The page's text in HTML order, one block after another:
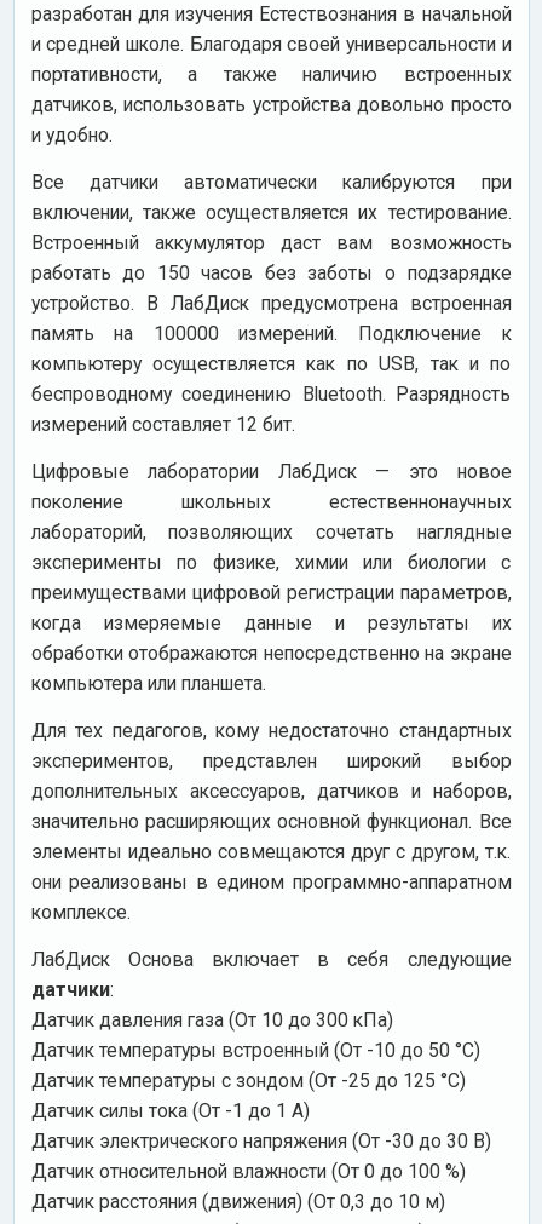
разработан для изучения Естествознания в начальной
и средней школе. Благодаря своей универсальности и
портативности, а также наличию встроенных
датчиков, использовать устройства довольно просто
и удобно.
Все датчики автоматически калибруются при
включении, также осуществляется их тестирование.
Встроенный аккумулятор даст вам возможность
работать до 150 часов без заботы о подзарядке
устройство. В ЛабДиск предусмотрена встроенная
память на 100000 измерений. Подключение к
компьютеру осуществляется как по USB, так и по
беспроводному соединению Bluetooth. Разрядность
измерений составляет 12 бит.
Цифровые лаборатории ЛабДиск — это новое
поколение школьных естественнонаучных
лабораторий, позволяющих сочетать наглядные
эксперименты по физике, химии или биологии с
преимуществами цифровой регистрации параметров,
когда измеряемые данные и результаты их
обработки отображаются непосредственно на экране
компьютера или планшета.
Для тех педагогов, кому недостаточно стандартных
экспериментов, представлен широкий выбор
дополнительных аксессуаров, датчиков и наборов,
значительно расширяющих основной функционал. Все
элементы идеально совмещаются друг с другом, т.к.
они реализованы в едином программно-аппаратном
комплексе.
ЛабДиск Основа включает в себя следующие
датчики:
Датчик давления газа (От 10 до 300 кПа)
Датчик температуры встроенный (От -10 до 50 °C)
Датчик температуры с зондом (От -25 до 125 °C)
Датчик силы тока (От -1 до 1 А)
Датчик электрического напряжения (От -30 до 30 В)
Датчик относительной влажности (От 0 до 100 %)
Датчик расстояния (движения) (От 0,3 до 10 м)